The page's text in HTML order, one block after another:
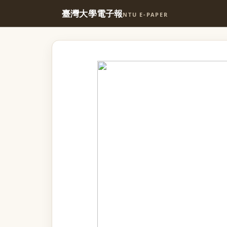
臺灣大學電子報NTU E-PAPER